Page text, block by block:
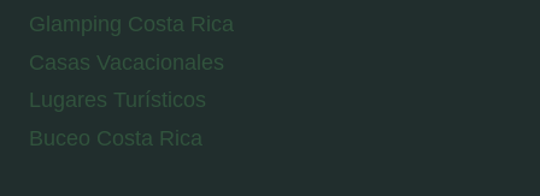
Glamping Costa Rica
Casas Vacacionales
Lugares Turísticos
Buceo Costa Rica